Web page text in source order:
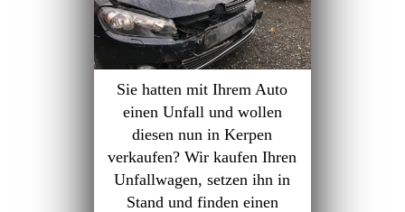
Sie hatten mit Ihrem Auto
einen Unfall und wollen
diesen nun in Kerpen
verkaufen? Wir kaufen Ihren
Unfallwagen, setzen ihn in
Stand und finden einen